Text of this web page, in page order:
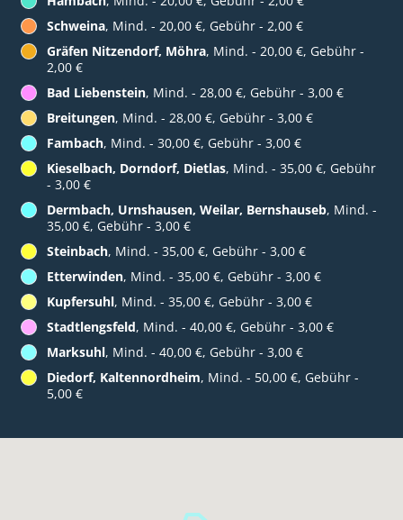
Schweina, Mind. - 20,00 €, Gebühr - 2,00 €
Gräfen Nitzendorf, Möhra, Mind. - 20,00 €, Gebühr -
2,00 €
Bad Liebenstein, Mind. - 28,00 €, Gebühr - 3,00 €
Breitungen, Mind. - 28,00 €, Gebühr - 3,00 €
Fambach, Mind. - 30,00 €, Gebühr - 3,00 €
Kieselbach, Dorndorf, Dietlas, Mind. - 35,00 €, Gebühr
- 3,00 €
Dermbach, Urnshausen, Weilar, Bernshauseb, Mind. -
35,00 €, Gebühr - 3,00 €
Steinbach, Mind. - 35,00 €, Gebühr - 3,00 €
Etterwinden, Mind. - 35,00 €, Gebühr - 3,00 €
Kupfersuhl, Mind. - 35,00 €, Gebühr - 3,00 €
Stadtlengsfeld, Mind. - 40,00 €, Gebühr - 3,00 €
Marksuhl, Mind. - 40,00 €, Gebühr - 3,00 €
Diedorf, Kaltennordheim, Mind. - 50,00 €, Gebühr -
5,00 €